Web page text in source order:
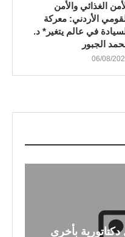
الغذائي والأمن
الأردني: معركة
في عالم يتغير* د.
الجبور
06/08/
بأخرى